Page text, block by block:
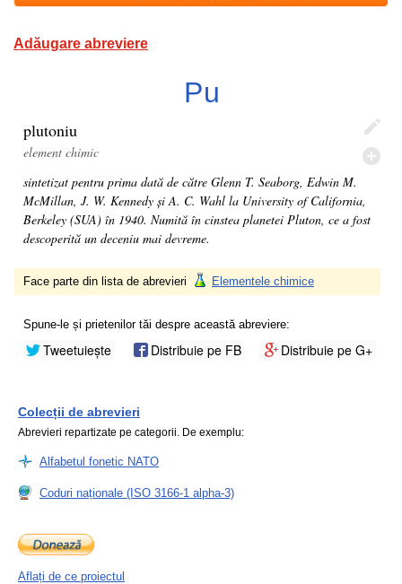
Adăugare abreviere
Pu
plutoniu
element chimic
sintetizat pentru prima dată de către Glenn T. Seaborg, Edwin M.
McMillan, J. W. Kennedy și A. C. Wahl la University of California,
Berkeley (SUA) în 1940. Numită în cinstea planetei Pluton, ce a fost
descoperită un deceniu mai devreme.
Face parte din lista de abrevieri Elementele chimice
Spune-le și prietenilor tăi despre această abreviere:
Tweetuiește Distribuie pe FB Distribuie pe G+
Colecții de abrevieri
Abrevieri repartizate pe categorii. De exemplu:
Alfabetul fonetic NATO
Coduri naționale (ISO 3166-1 alpha-3)
Aflați de ce proiectul